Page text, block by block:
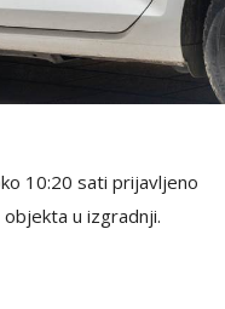
10:20 sati prijavljeno
u izgradnji.